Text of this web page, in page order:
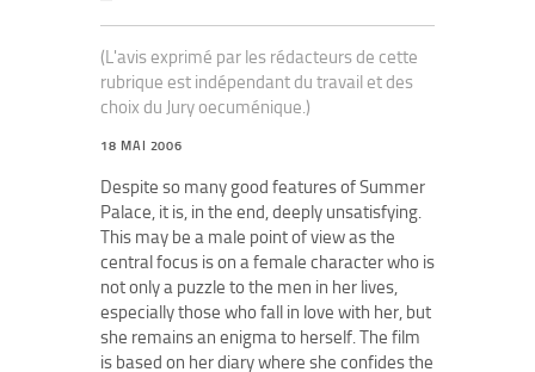
(L'avis exprimé par les rédacteurs de cette
rubrique est indépendant du travail et des
choix du Jury oecuménique.)
18 MAI 2006
Despite so many good features of Summer
Palace, it is, in the end, deeply unsatisfying.
This may be a male point of view as the
central focus is on a female character who is
not only a puzzle to the men in her lives,
especially those who fall in love with her, but
she remains an enigma to herself. The film
is based on her diary where she confides the